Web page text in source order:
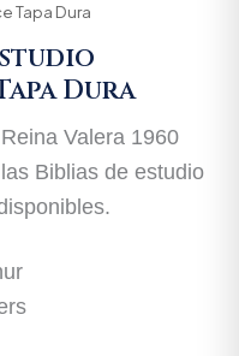
Tapa Dura
Dura
Valera 1960
Biblias de estudio